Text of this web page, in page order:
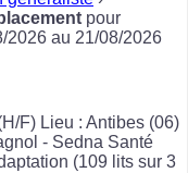
pour
2026 au 21/08/2026
F) Lieu : Antibes (06)
- Sedna Santé
(109 lits sur 3